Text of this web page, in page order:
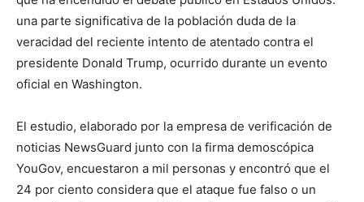
una parte significativa de la población duda de la
veracidad del reciente intento de atentado contra el
presidente Donald Trump, ocurrido durante un evento
oficial en Washington.
El estudio, elaborado por la empresa de verificación de
noticias NewsGuard junto con la firma demoscópica
YouGov, encuestaron a mil personas y encontró que el
24 por ciento considera que el ataque fue falso o un